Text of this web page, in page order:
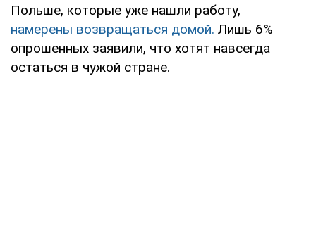
Польше, которые уже нашли работу,
намерены возвращаться домой. Лишь 6%
опрошенных заявили, что хотят навсегда
остаться в чужой стране.